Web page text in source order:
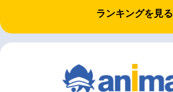
ランキングを見る